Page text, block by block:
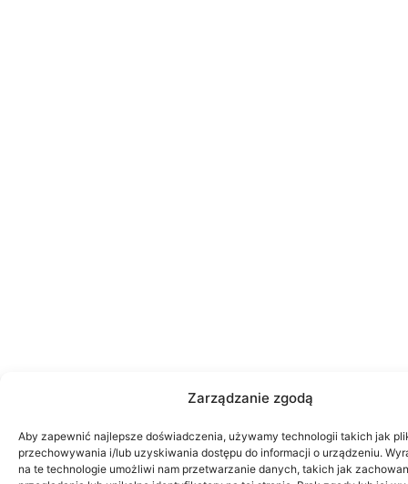
Zarządzanie zgodą
Aby zapewnić najlepsze doświadczenia, używamy technologii takich jak
przechowywania i/lub uzyskiwania dostępu do informacji o urządzeniu.
na te technologie umożliwi nam przetwarzanie danych, takich jak